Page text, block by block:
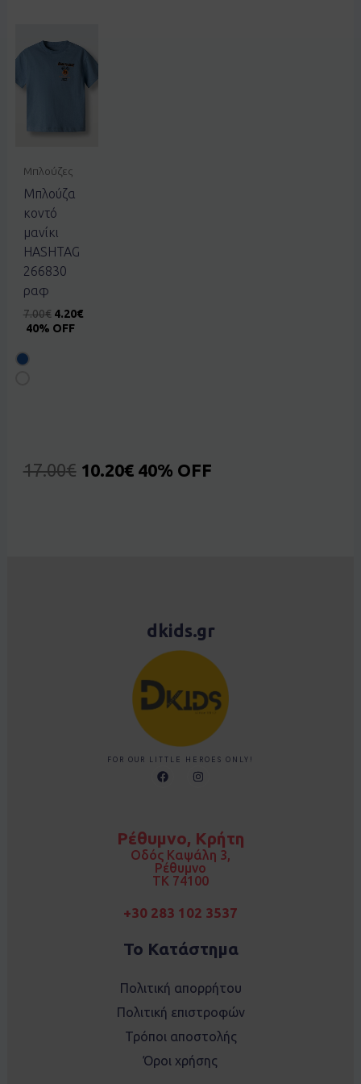
Μπλούζες
Μπλούζα
κοντό
μανίκι
HASHTAG
266830
ραφ
7.00€ 4.20€
40% OFF
17.00€ 10.20€ 40% OFF
dkids.gr
FOR OUR LITTLE HEROES ONLY!
F
a
o
I
n
r
a
m
Ρέθυμνο, Κρήτη
Οδός Καψάλη 3,
Ρέθυμνο
TK 74100
+30 283 102 3537
Το Κατάστημα
Πολιτική απορρήτου
Πολιτική επιστροφών
Τρόποι αποστολής
Όροι χρήσης